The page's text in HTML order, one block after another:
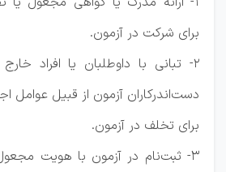
برای شرکت در آزمون.
۲- تبانی با داوطلبان یا افراد
دست‌اندرکاران آزمون از قبیل عوامل
برای تخلف در آزمون.
۳- ثبت‌نام در آزمون با هویت